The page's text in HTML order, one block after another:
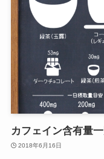
カフェイン含有量
2018年6月16日